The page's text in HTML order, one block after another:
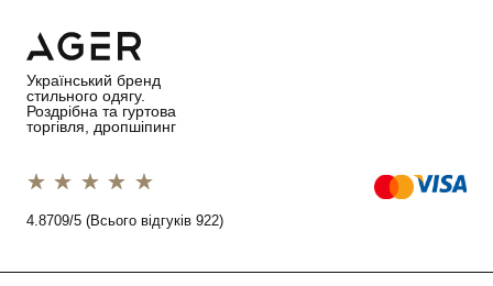
Український бренд
стильного одягу.
Роздрібна та гуртова
торгівля, дропшіпинг
1 star
2 stars
3 stars
4 stars
5 stars
4.8709/5 (Всього відгуків 922)